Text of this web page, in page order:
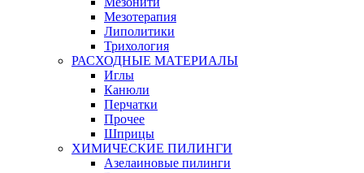
Мезотерапия
Липолитики
Трихология
РАСХОДНЫЕ МАТЕРИАЛЫ
Иглы
Канюли
Перчатки
Прочее
Шприцы
ХИМИЧЕСКИЕ ПИЛИНГИ
Азелаиновые пилинги